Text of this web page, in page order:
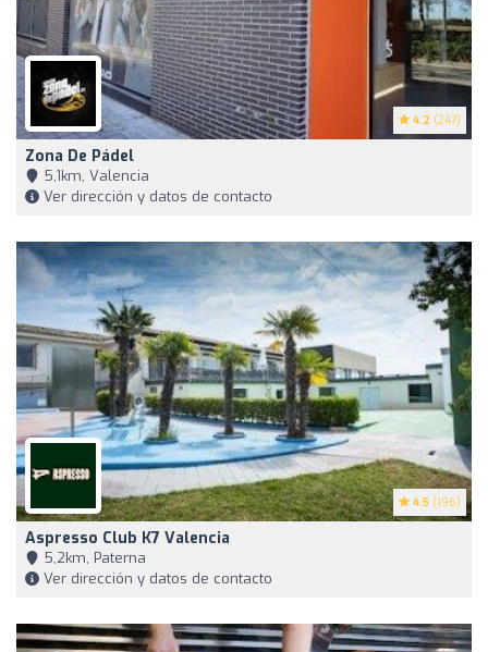
4.2 (247)
Zona De Pádel
5,1km, Valencia
Ver dirección y datos de contacto
4.5 (196)
Aspresso Club K7 Valencia
5,2km, Paterna
Ver dirección y datos de contacto